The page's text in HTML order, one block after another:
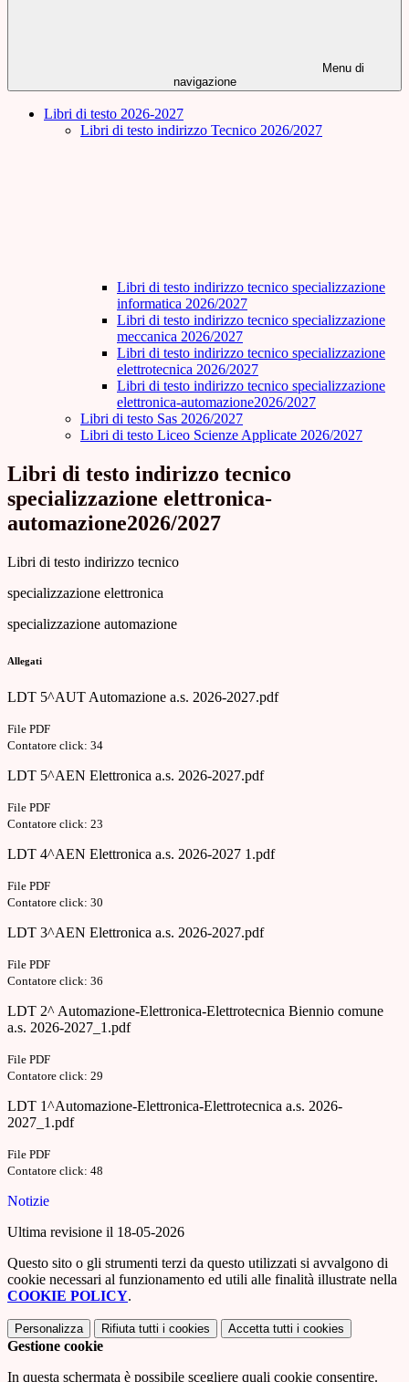
Menu di
navigazione
Libri di testo 2026-2027
Libri di testo indirizzo Tecnico 2026/2027
Libri di testo indirizzo tecnico specializzazione
informatica 2026/2027
Libri di testo indirizzo tecnico specializzazione
meccanica 2026/2027
Libri di testo indirizzo tecnico specializzazione
elettrotecnica 2026/2027
Libri di testo indirizzo tecnico specializzazione
elettronica-automazione2026/2027
Libri di testo Sas 2026/2027
Libri di testo Liceo Scienze Applicate 2026/2027
Libri di testo indirizzo tecnico
specializzazione elettronica-
automazione2026/2027
Libri di testo indirizzo tecnico
specializzazione elettronica
specializzazione automazione
Allegati
LDT 5^AUT Automazione a.s. 2026-2027.pdf
File PDF
Contatore click: 34
LDT 5^AEN Elettronica a.s. 2026-2027.pdf
File PDF
Contatore click: 23
LDT 4^AEN Elettronica a.s. 2026-2027 1.pdf
File PDF
Contatore click: 30
LDT 3^AEN Elettronica a.s. 2026-2027.pdf
File PDF
Contatore click: 36
LDT 2^ Automazione-Elettronica-Elettrotecnica Biennio comune
a.s. 2026-2027_1.pdf
File PDF
Contatore click: 29
LDT 1^Automazione-Elettronica-Elettrotecnica a.s. 2026-
2027_1.pdf
File PDF
Contatore click: 48
Notizie
Ultima revisione il 18-05-2026
Questo sito o gli strumenti terzi da questo utilizzati si avvalgono di
cookie necessari al funzionamento ed utili alle finalità illustrate nella
COOKIE POLICY.
Personalizza Rifiuta tutti i cookies Accetta tutti i cookies
Gestione cookie
In questa schermata è possibile scegliere quali cookie consentire.